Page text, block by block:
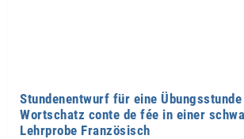
Stundenentwurf für eine Übungsstunde
Wortschatz conte de fée in einer
Lehrprobe Französisch